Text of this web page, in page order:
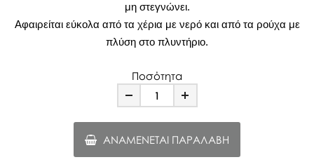
μη στεγνώνει.
Αφαιρείται εύκολα από τα χέρια με νερό και από τα ρούχα με
πλύση στο πλυντήριο.
Ποσότητα
Minus Plus
ΑΝΑΜΈΝΕΤΑΙ ΠΑΡΑΛΑΒΉ